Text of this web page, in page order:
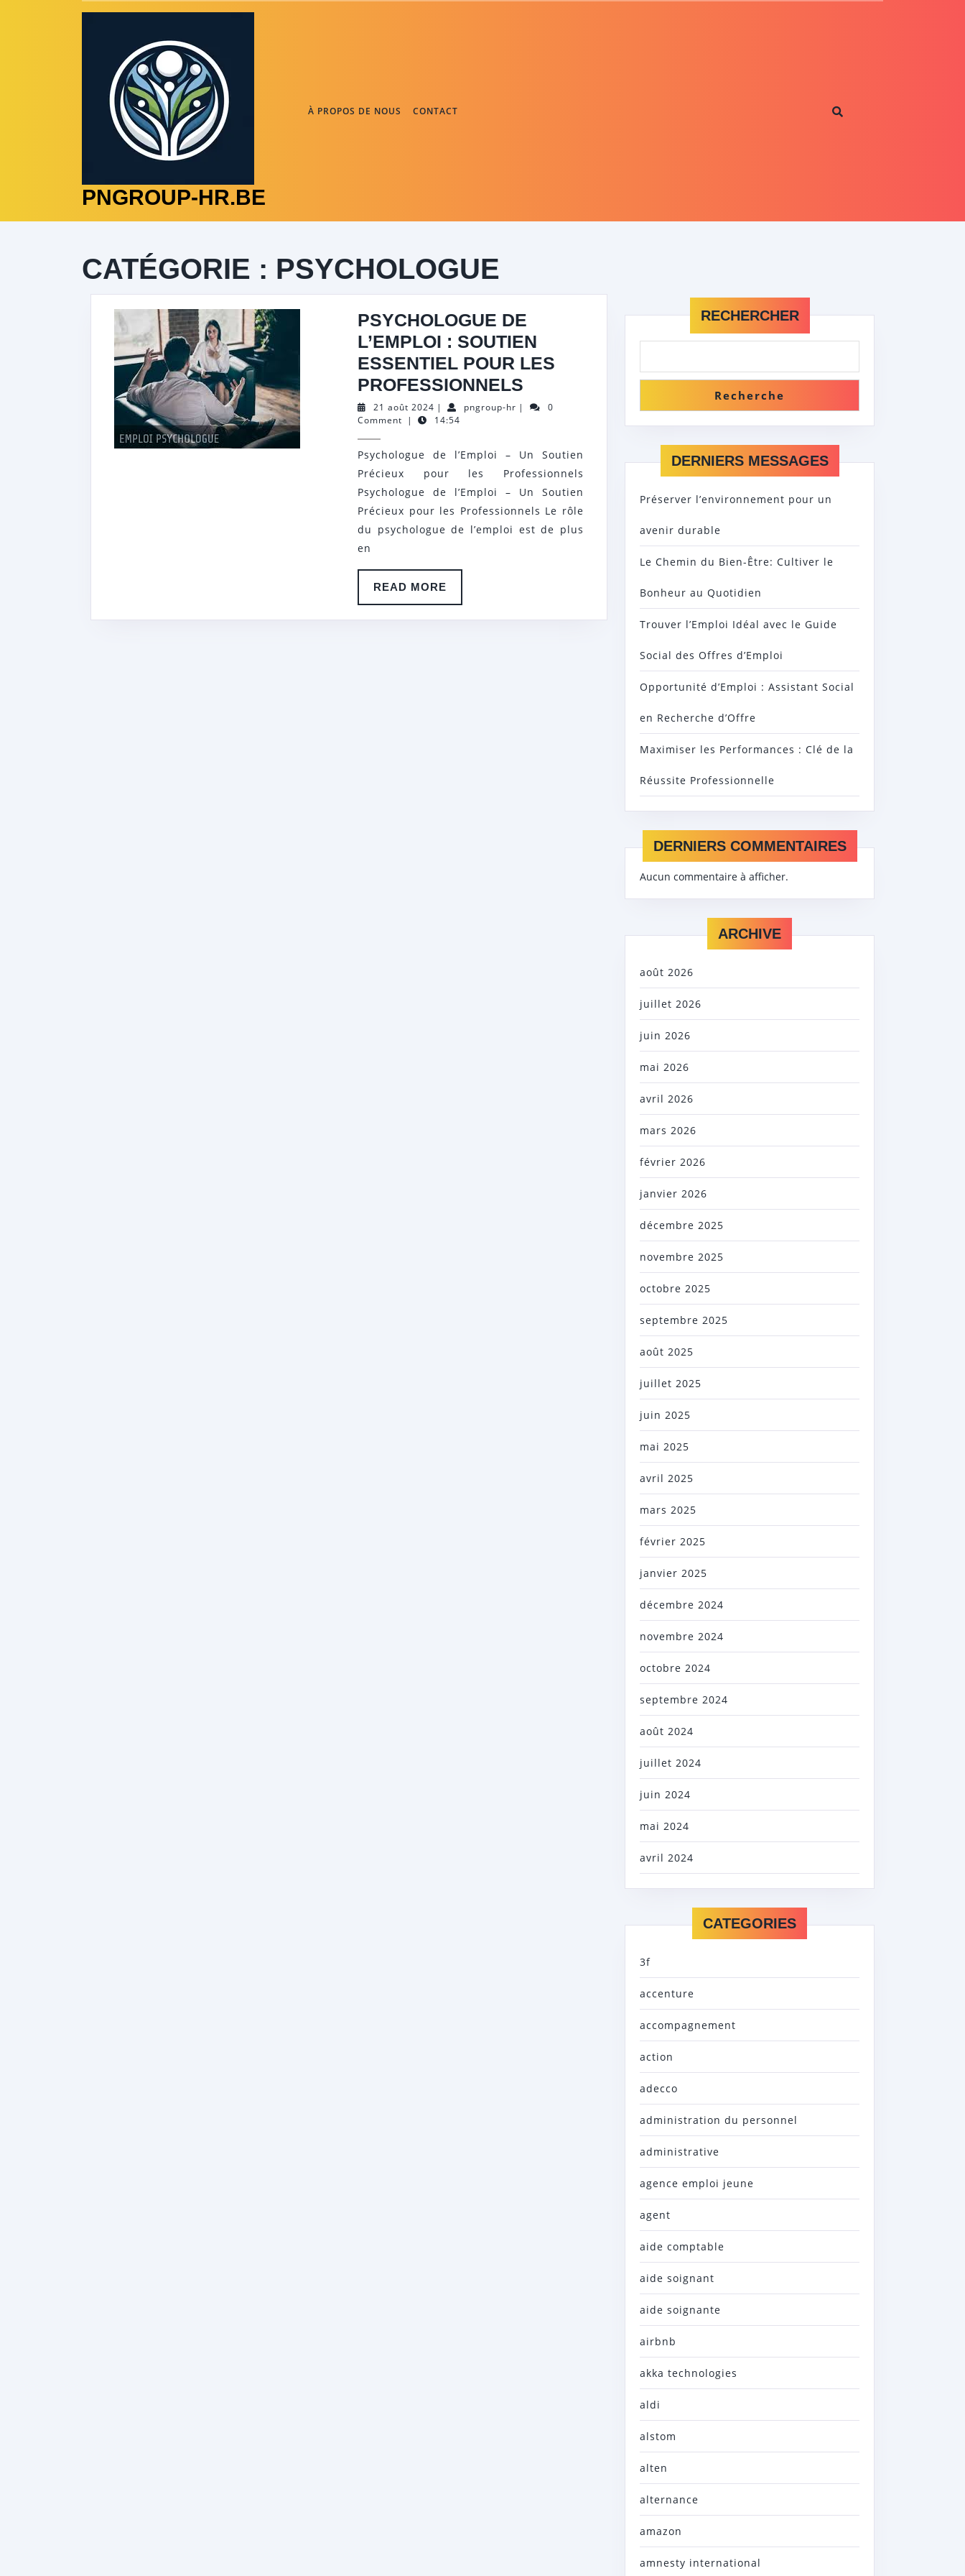
PNGROUP-HR.BE
À PROPOS DE NOUS CONTACT
CATÉGORIE : PSYCHOLOGUE
PSYCHOLOGUE DE
L’EMPLOI : SOUTIEN
ESSENTIEL POUR LES
PROFESSIONNELS PSYCHOLOGUE
DE
:
SOUTIEN
ESSENTIEL
POUR
LES
PROFESSIONNELS
21 août 2024 21
août
| pngroup-hr pngroup-
|
0
Comment | 14:54
Psychologue de l’Emploi – Un Soutien
Précieux pour les Professionnels
Psychologue de l’Emploi – Un Soutien
Précieux pour les Professionnels Le rôle
du psychologue de l’emploi est de plus
en
READ MORE
MORE
RECHERCHER
Recherche
DERNIERS MESSAGES
Préserver l’environnement pour un
avenir durable
Le Chemin du Bien-Être: Cultiver le
Bonheur au Quotidien
Trouver l’Emploi Idéal avec le Guide
Social des Offres d’Emploi
Opportunité d’Emploi : Assistant Social
en Recherche d’Offre
Maximiser les Performances : Clé de la
Réussite Professionnelle
DERNIERS COMMENTAIRES
Aucun commentaire à afficher.
ARCHIVE
août 2026
juillet 2026
juin 2026
mai 2026
avril 2026
mars 2026
février 2026
janvier 2026
décembre 2025
novembre 2025
octobre 2025
septembre 2025
août 2025
juillet 2025
juin 2025
mai 2025
avril 2025
mars 2025
février 2025
janvier 2025
décembre 2024
novembre 2024
octobre 2024
septembre 2024
août 2024
juillet 2024
juin 2024
mai 2024
avril 2024
CATEGORIES
3f
accenture
accompagnement
action
adecco
administration du personnel
administrative
agence emploi jeune
agent
aide comptable
aide soignant
aide soignante
airbnb
akka technologies
aldi
alstom
alten
alternance
amazon
amnesty international